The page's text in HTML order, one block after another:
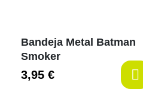
Bandeja Metal Batman
Smoker
3,95 €